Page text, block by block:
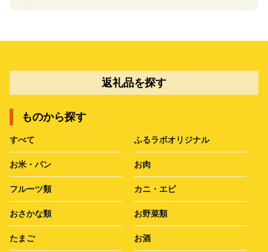
返礼品を探す
ものから探す
すべて ふるラボオリジナル
お米・パン お肉
フルーツ類 カニ・エビ
おさかな類 お野菜類
たまご お酒